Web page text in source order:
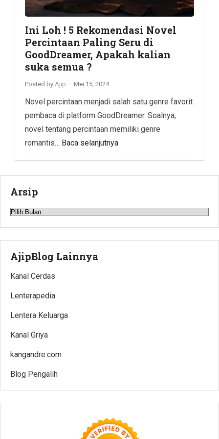
Ini Loh ! 5 Rekomendasi Novel
Percintaan Paling Seru di
GoodDreamer, Apakah kalian
suka semua ?
Posted by Ajip — Mei 15, 2024
Novel percintaan menjadi salah satu genre favorit
pembaca di platform GoodDreamer. Soalnya,
novel tentang percintaan memiliki genre
romantis… Baca selanjutnya
Arsip
Arsip
AjipBlog Lainnya
Kanal Cerdas
Lenterapedia
Lentera Keluarga
Kanal Griya
kangandre.com
Blog Pengalih